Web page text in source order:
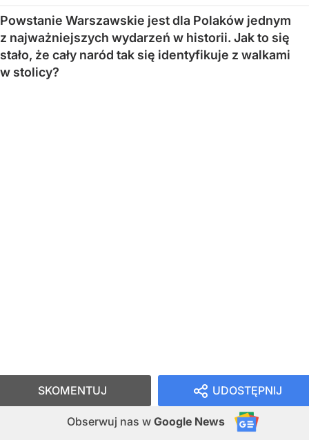
Powstanie Warszawskie jest dla Polaków jednym
z najważniejszych wydarzeń w historii. Jak to się
stało, że cały naród tak się identyfikuje z walkami
w stolicy?
UDOSTĘPNIJ
SKOMENTUJ
Obserwuj nas w Google News